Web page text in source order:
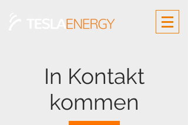
In Kontakt
kommen